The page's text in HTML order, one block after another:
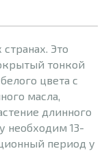
Это
тонкой
цвета с
масла,
длинного
необходим 13-
период у